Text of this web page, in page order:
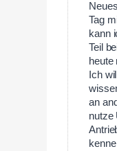
Tag
kann
Teil
Ich
an
nutze